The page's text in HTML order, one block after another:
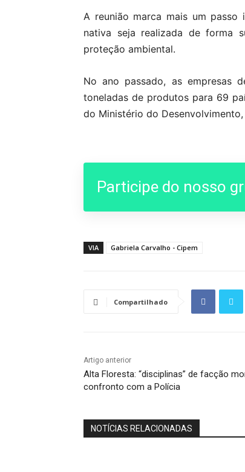
A reunião marca mais um
nativa seja realizada de forma
proteção ambiental.
No ano passado, as empresas
toneladas de produtos para 69
do Ministério do
Participe do nosso
VIA Gabriela Carvalho - Cipem
Compartilhado
Artigo anterior
Alta Floresta: “disciplinas” de facção
confronto com a Polícia
NOTÍCIAS RELACIONADAS